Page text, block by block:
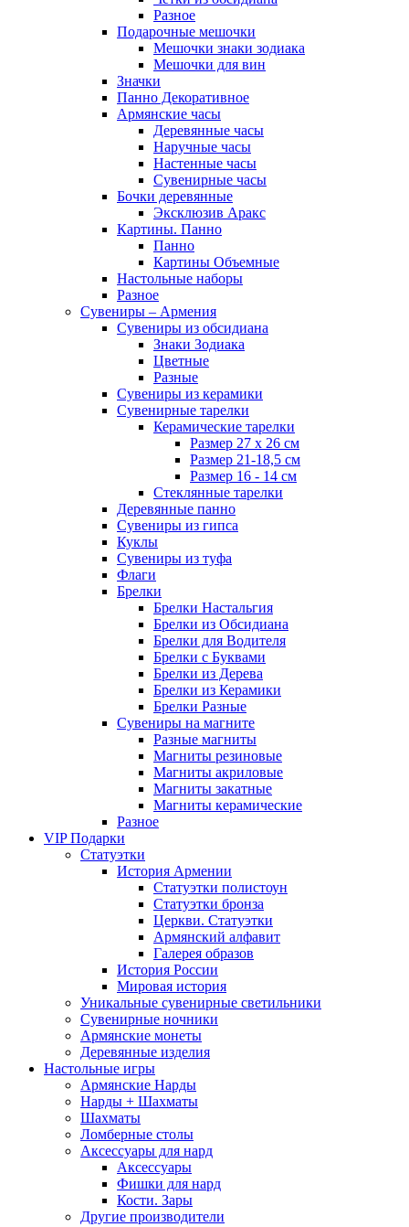
Разное
Подарочные мешочки
Мешочки знаки зодиака
Мешочки для вин
Значки
Панно Декоративное
Армянские часы
Деревянные часы
Наручные часы
Настенные часы
Сувенирные часы
Бочки деревянные
Эксклюзив Аракс
Картины. Панно
Панно
Картины Объемные
Настольные наборы
Разное
Сувениры – Армения
Сувениры из обсидиана
Знаки Зодиака
Цветные
Разные
Сувениры из керамики
Сувенирные тарелки
Керамические тарелки
Размер 27 х 26 см
Размер 21-18,5 см
Размер 16 - 14 см
Стеклянные тарелки
Деревянные панно
Сувениры из гипса
Куклы
Сувениры из туфа
Флаги
Брелки
Брелки Настальгия
Брелки из Обсидиана
Брелки для Водителя
Брелки с Буквами
Брелки из Дерева
Брелки из Керамики
Брелки Разные
Сувениры на магните
Разные магниты
Магниты резиновые
Магниты акриловые
Магниты закатные
Магниты керамические
Разное
VIP Подарки
Статуэтки
История Армении
Статуэтки полистоун
Статуэтки бронза
Церкви. Статуэтки
Армянский алфавит
Галерея образов
История России
Мировая история
Уникальные сувенирные светильники
Сувенирные ночники
Армянские монеты
Деревянные изделия
Настольные игры
Армянские Нарды
Нарды + Шахматы
Шахматы
Ломберные столы
Аксессуары для нард
Аксессуары
Фишки для нард
Кости. Зары
Другие производители